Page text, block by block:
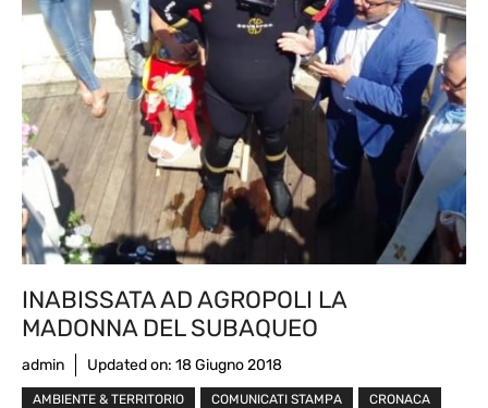
INABISSATA AD AGROPOLI LA
MADONNA DEL SUBAQUEO
admin Updated on: 18 Giugno 2018
AMBIENTE & TERRITORIO COMUNICATI STAMPA
CRONACA